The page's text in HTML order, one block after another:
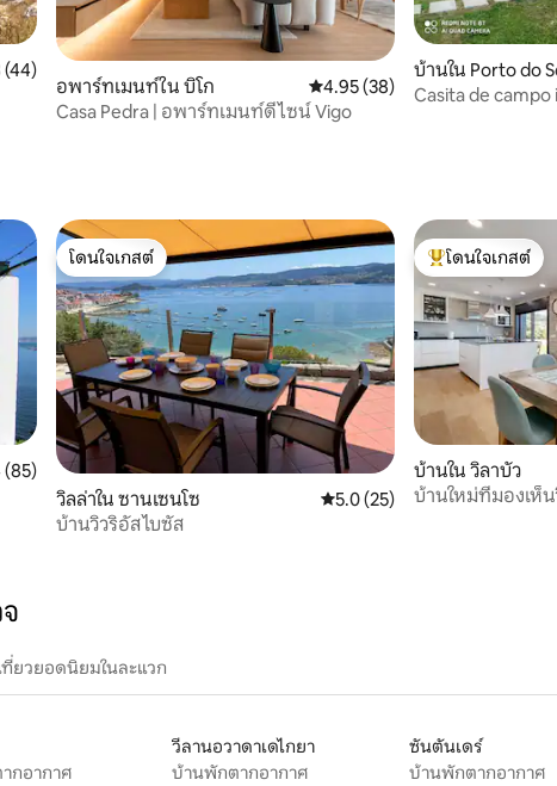
ฉลี่ย 4.98 จาก 5, 44 รีวิว
(44)
อพาร์ทเมนท์ใน บิโก คะแนนเฉลี่ย 4.95 จาก 5, 38 รีวิว
4.95 (38)
Casa Pedra | อพาร์ทเมนท์ดีไซน์ Vigo
บ้านใน Porto do
Casita de campo
ฉลี่ย 4.94 จาก 5, 85 รีวิว
(85)
โดนใจเกสต์
โดนใจเกสต์
วิลล่าใน ซานเซนโซ คะแนนเฉลี่ย 5.0 จาก 5, 25 รีวิว
5.0 (25)
บ้านวิวริอัส ไบซัส
โดนใจเกสต์ที่สุด
โดนใจเกสต์
บ้านใน วิลาบัว
บ้านใหม่ที่มองเห็น
ยวยอดนิยมในละแวก
กอากาศ
วีลานอวาดาเดไกยา
บ้านพักตากอากาศ
ซันตันเดร์
บ้านพักตากอากาศ